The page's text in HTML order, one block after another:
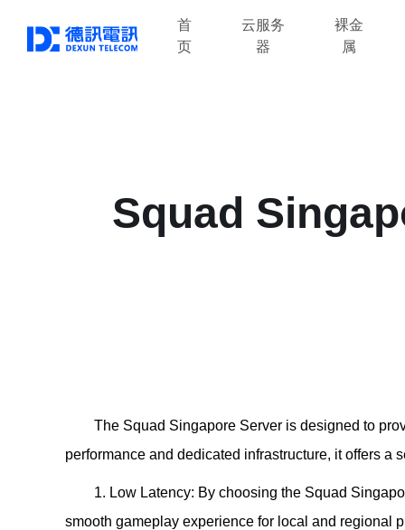
首
页
云服务
器
裸金
属
Squad
The Squad Singapore Server is designed to
performance and dedicated infrastructure, it offers a
1. Low Latency: By choosing the Squad
smooth gameplay experience for local and regional